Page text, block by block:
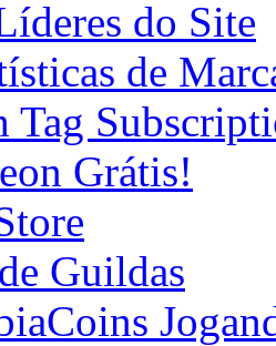
do Site
de
Tag
Grátis!
Guildas